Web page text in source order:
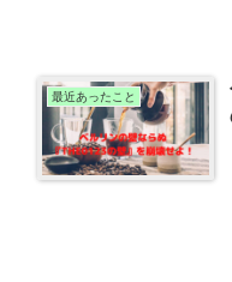
最近あったこと